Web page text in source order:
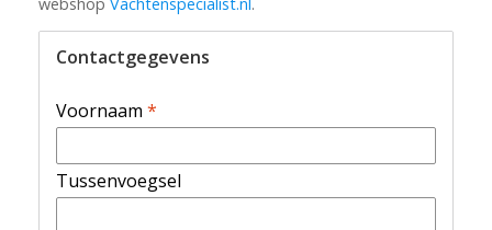
webshop Vachtenspecialist.nl.
Contactgegevens
Voornaam *
Tussenvoegsel